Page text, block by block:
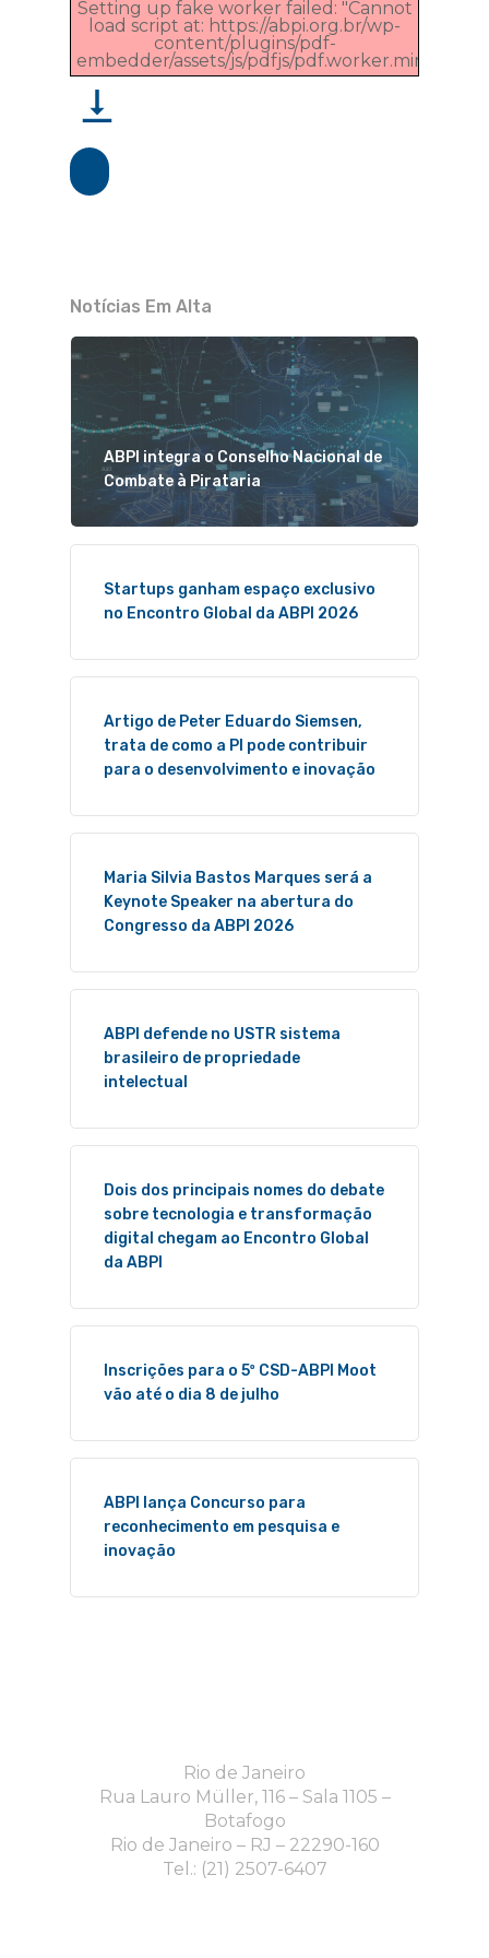
Setting up fake worker failed: "Cannot
load script at: https://abpi.org.br/wp-
content/plugins/pdf-
embedder/assets/js/pdfjs/pdf.worker.min.js".
Notícias Em Alta
ABPI integra o Conselho Nacional de
Combate à Pirataria
Startups ganham espaço exclusivo
no Encontro Global da ABPI 2026
Artigo de Peter Eduardo Siemsen,
trata de como a PI pode contribuir
para o desenvolvimento e inovação
Maria Silvia Bastos Marques será a
Keynote Speaker na abertura do
Congresso da ABPI 2026
ABPI defende no USTR sistema
brasileiro de propriedade
intelectual
Dois dos principais nomes do debate
sobre tecnologia e transformação
digital chegam ao Encontro Global
da ABPI
Inscrições para o 5º CSD-ABPI Moot
vão até o dia 8 de julho
ABPI lança Concurso para
reconhecimento em pesquisa e
inovação
Rio de Janeiro
Rua Lauro Müller, 116 – Sala 1105 –
Botafogo
Rio de Janeiro – RJ – 22290-160
Tel.: (21) 2507-6407